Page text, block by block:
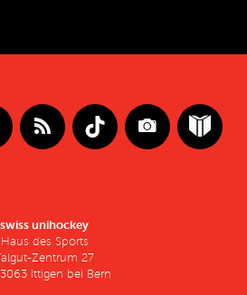
swiss unihockey
Haus des Sports
Zentrum 27
Ittigen bei Bern